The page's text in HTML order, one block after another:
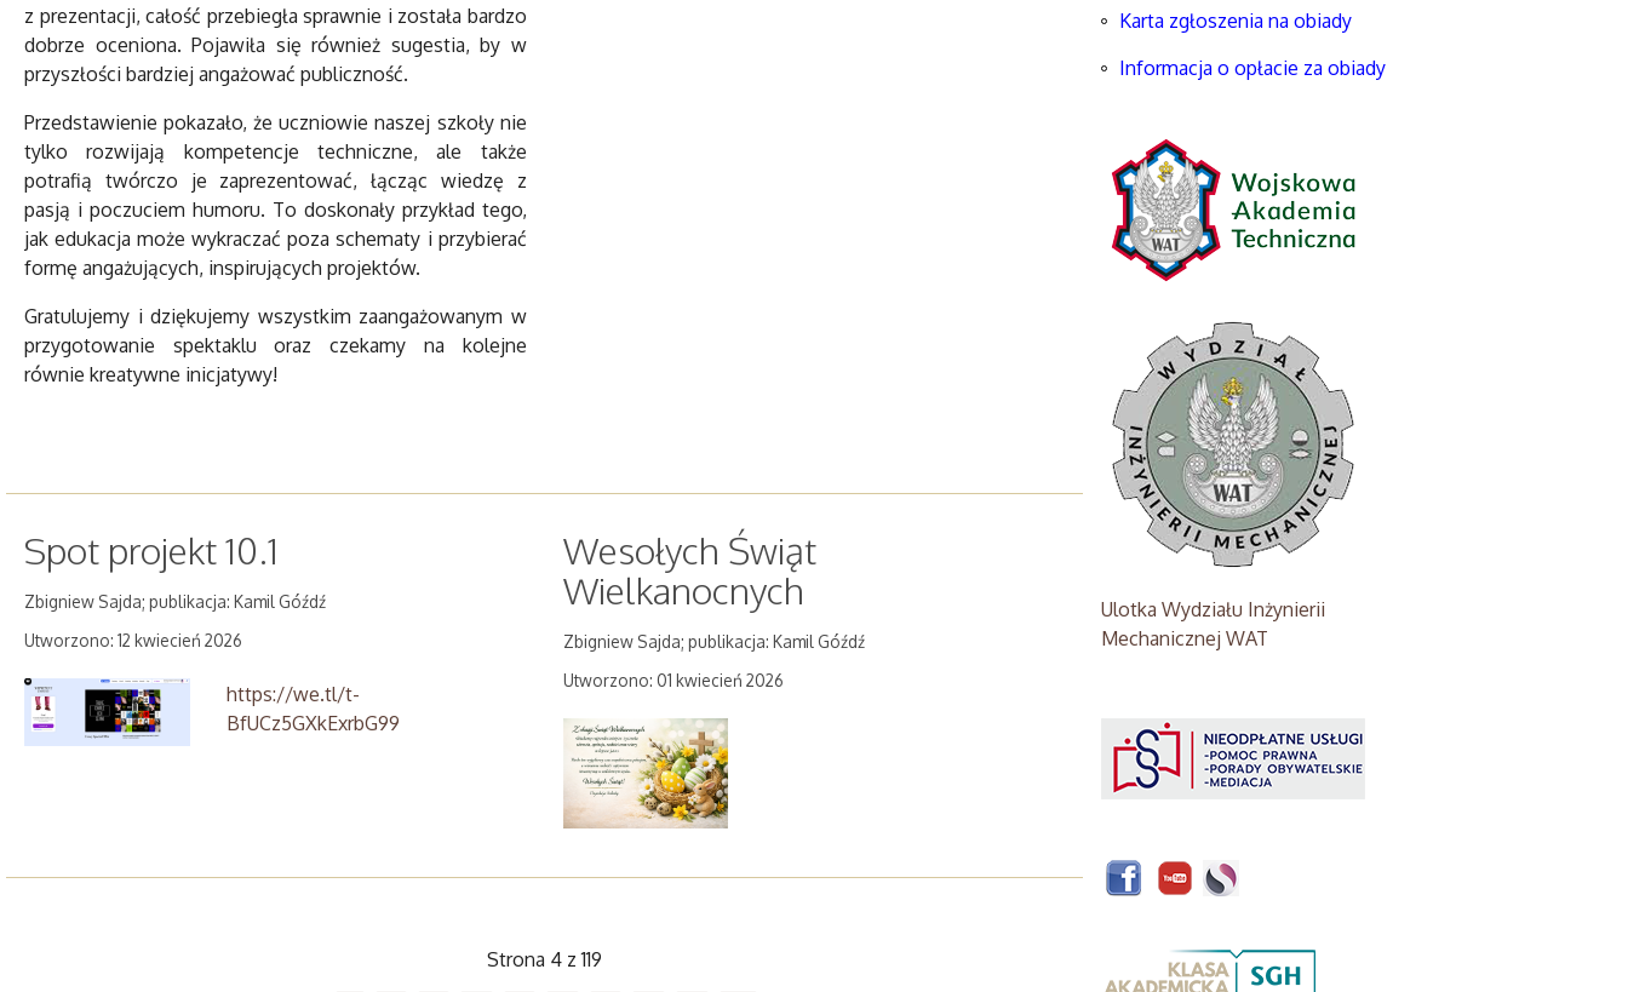
z prezentacji, całość przebiegła sprawnie i została bardzo
dobrze oceniona. Pojawiła się również sugestia, by w
przyszłości bardziej angażować publiczność.
Przedstawienie pokazało, że uczniowie naszej szkoły nie
tylko rozwijają kompetencje techniczne, ale także
potrafią twórczo je zaprezentować, łącząc wiedzę z
pasją i poczuciem humoru. To doskonały przykład tego,
jak edukacja może wykraczać poza schematy i przybierać
formę angażujących, inspirujących projektów.
Gratulujemy i dziękujemy wszystkim zaangażowanym w
przygotowanie spektaklu oraz czekamy na kolejne
równie kreatywne inicjatywy!
Spot projekt 10.1
Zbigniew Sajda; publikacja: Kamil Góźdź
Utworzono: 12 kwiecień 2026
https://we.tl/t-
BfUCz5GXkExrbG99
Wesołych Świąt
Wielkanocnych
Zbigniew Sajda; publikacja: Kamil Góźdź
Utworzono: 01 kwiecień 2026
Strona 4 z 119
Karta zgłoszenia na obiady
Informacja o opłacie za obiady
Ulotka Wydziału Inżynierii
Mechanicznej WAT